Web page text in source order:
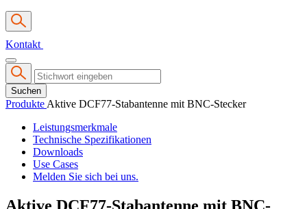
Kontakt
Suchen
Produkte Aktive DCF77-Stabantenne mit BNC-Stecker
Leistungsmerkmale
Technische Spezifikationen
Downloads
Use Cases
Melden Sie sich bei uns.